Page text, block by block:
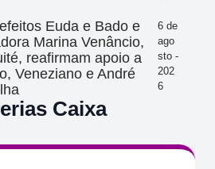
Euda e Bado e
Marina Venâncio,
reafirmam apoio a
Veneziano e André
6 de
ago
sto -
202
6
Caixa